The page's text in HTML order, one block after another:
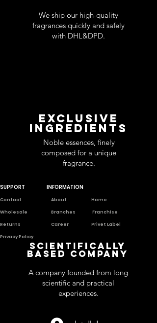
We ship our high-quality
fragrances quickly and safely
with DHL&DPD.
EXCLUSIVE
INGREDIENTS
Noble essences, finely
composed for a unique
fragrance.
Scientifically
based company
A company founded from long
scientific and practical
experiences.
SUPPORT INFORMATION
Contact About Home
Wholesale Branches Franchise
Returns Career Privet Label
Privacy Policy